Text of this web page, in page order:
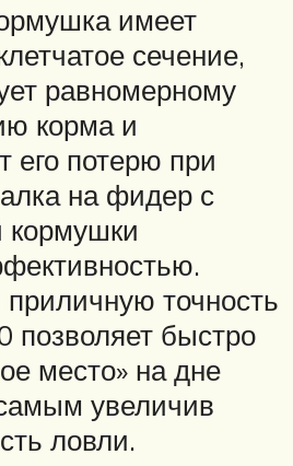
имеет
сечение,
равномерному
корма и
его потерю при
на фидер с
точность
позволяет быстро
место» на дне
увеличив
ловли.